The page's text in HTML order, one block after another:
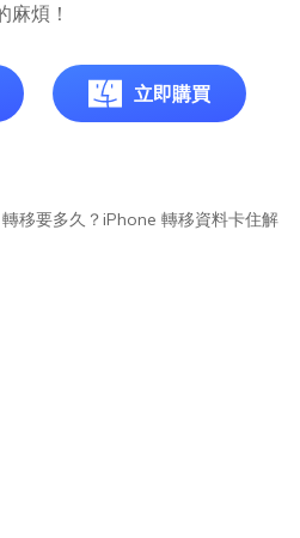
麻煩！
立即購買
移要多久？iPhone 轉移資料卡住解